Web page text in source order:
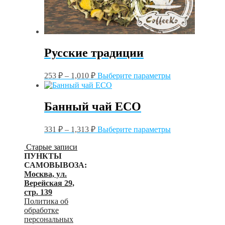
Русские традиции
253 ₽ – 1,010 ₽ Выберите параметрыЭтот
можно
Банный чай ЕСО
331 ₽ – 1,313 ₽ Выберите параметрыЭтот
Старые записи
ПУНКТЫ
САМОВЫВОЗА:
Москва, ул.
Верейская 29,
стр. 139
Политика об
обработке
персональных